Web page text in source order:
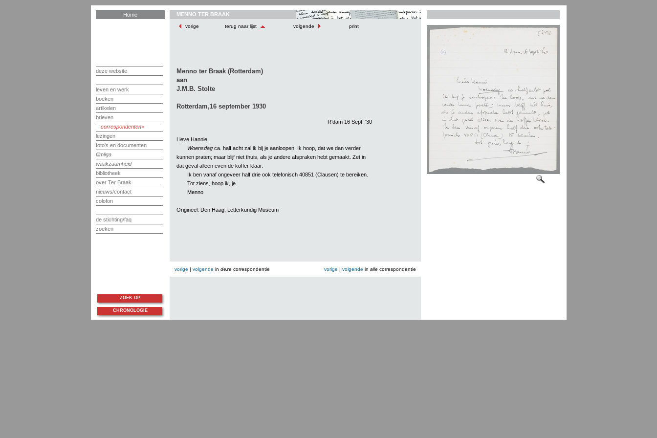
Home
deze website
leven en werk
boeken
artikelen
brieven
correspondenten
lezingen
foto's en documenten
filmliga
waakzaamheid
bibliotheek
over Ter Braak
nieuws/contact
colofon
de stichting/faq
zoeken
MENNO TER BRAAK
vorige terug naar lijst volgende print
Menno ter Braak (Rotterdam)
aan
J.M.B. Stolte
Rotterdam,16 september 1930
R'dam 16 Sept. '30
Lieve Hannie,
Woensdagca. half acht zal ik bij je aanloopen. Ik hoop, dat we dan verder
kunnen praten; maar blijf niet thuis, als je andere afspraken hebt gemaakt. Zet in
dat geval alleen even de koffer klaar.
Ik ben vanaf ongeveer half drie ook telefonisch 40851 (Clausen) te bereiken.
Tot ziens, hoop ik, je
Menno
Origineel: Den Haag, Letterkundig Museum
vorige | volgende in dezecorrespondentie vorige | volgende in allecorrespondentie
ZOEK OP
CHRONOLOGIE